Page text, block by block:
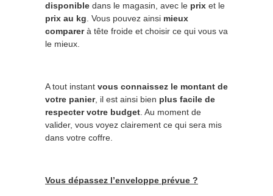
disponible dans le magasin, avec le prix et le
prix au kg . Vous pouvez ainsi mieux
comparerà tête froide et choisir ce qui vous va
le mieux.
A tout instant vous connaissez le montant de
votre panier, il est ainsi bien plus facile de
respecter votre budget . Au moment de
valider, vous voyez clairement ce qui sera mis
dans votre coffre.
Vous dépassez l’enveloppe prévue ?